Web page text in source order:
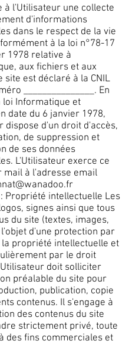
à l'Utilisateur une collecte
d'informations
dans le respect de la vie
à la loi n°78-17
1978 relative à
aux fichiers et aux
site est déclaré à la CNIL
_______________. En
loi Informatique et
date du 6 janvier 1978,
dispose d'un droit d'accès,
de suppression et
de ses données
L'Utilisateur exerce ce
mail à l'adresse email
: Propriété intellectuelle Les
signes ainsi que tous
du site (textes, images,
d'une protection par
la propriété intellectuelle et
par le droit
doit solliciter
préalable du site pour
publication, copie
contenus. Il s'engage à
des contenus du site
strictement privé, toute
des fins commerciales et